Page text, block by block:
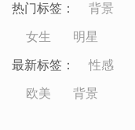
热门标签： 背景
女生 明星
最新标签： 性感
欧美 背景